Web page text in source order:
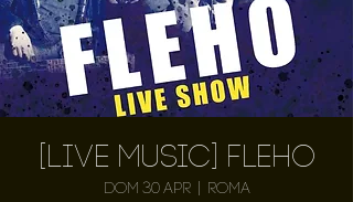
[Live Music] Fleho
dom 30 apr
  |
Roma